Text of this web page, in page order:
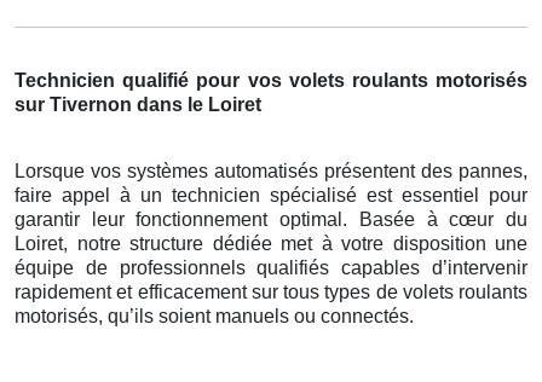
Technicien qualifié pour vos volets roulants motorisés
sur Tivernon dans le Loiret
Lorsque vos systèmes automatisés présentent des pannes,
faire appel à un technicien spécialisé est essentiel pour
garantir leur fonctionnement optimal. Basée à cœur du
Loiret, notre structure dédiée met à votre disposition une
équipe de professionnels qualifiés capables d’intervenir
rapidement et efficacement sur tous types de volets roulants
motorisés, qu’ils soient manuels ou connectés.